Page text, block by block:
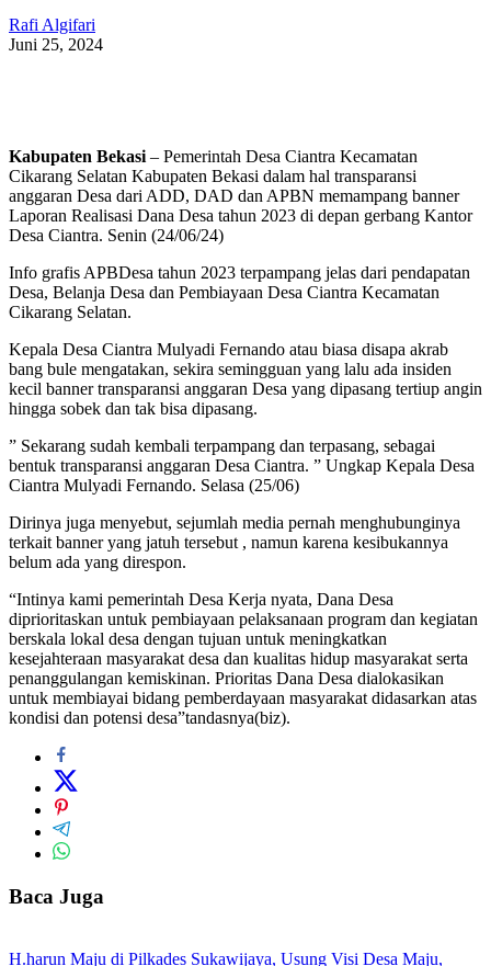
Rafi Algifari
Juni 25, 2024
Kabupaten Bekasi– Pemerintah Desa Ciantra Kecamatan
Cikarang Selatan Kabupaten Bekasi dalam hal transparansi
anggaran Desa dari ADD, DAD dan APBN memampang banner
Laporan Realisasi Dana Desa tahun 2023 di depan gerbang Kantor
Desa Ciantra. Senin (24/06/24)
Info grafis APBDesa tahun 2023 terpampang jelas dari pendapatan
Desa, Belanja Desa dan Pembiayaan Desa Ciantra Kecamatan
Cikarang Selatan.
Kepala Desa Ciantra Mulyadi Fernando atau biasa disapa akrab
bang bule mengatakan, sekira semingguan yang lalu ada insiden
kecil banner transparansi anggaran Desa yang dipasang tertiup angin
hingga sobek dan tak bisa dipasang.
” Sekarang sudah kembali terpampang dan terpasang, sebagai
bentuk transparansi anggaran Desa Ciantra. ” Ungkap Kepala Desa
Ciantra Mulyadi Fernando. Selasa (25/06)
Dirinya juga menyebut, sejumlah media pernah menghubunginya
terkait banner yang jatuh tersebut , namun karena kesibukannya
belum ada yang direspon.
“Intinya kami pemerintah Desa Kerja nyata, Dana Desa
diprioritaskan untuk pembiayaan pelaksanaan program dan kegiatan
berskala lokal desa dengan tujuan untuk meningkatkan
kesejahteraan masyarakat desa dan kualitas hidup masyarakat serta
penanggulangan kemiskinan. Prioritas Dana Desa dialokasikan
untuk membiayai bidang pemberdayaan masyarakat didasarkan atas
kondisi dan potensi desa”tandasnya(biz).
Baca Juga
H.harun Maju di Pilkades Sukawijaya, Usung Visi Desa Maju,